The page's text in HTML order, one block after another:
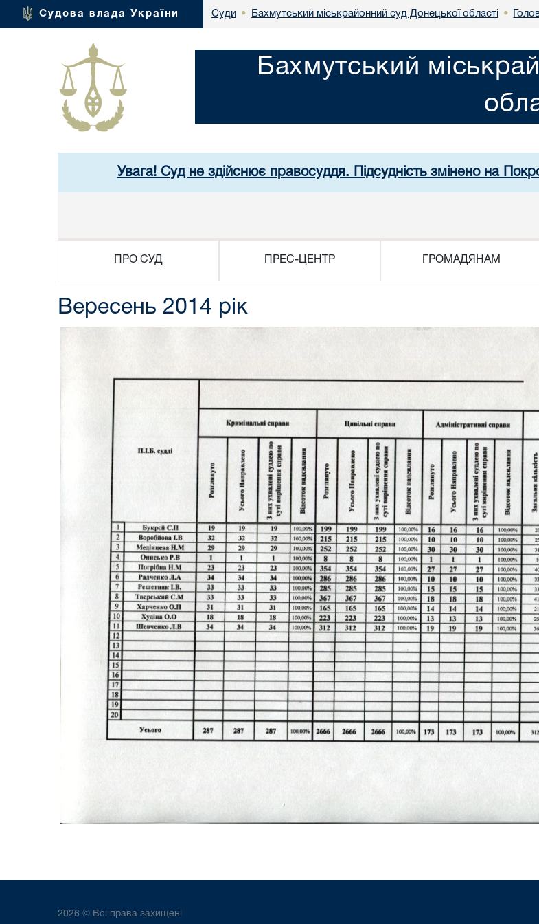
Судова влада України Суди • Бахмутський міськрайонний суд Донецької області •
Бахмутський
Увага! Суд не здійснює правосуддя. Підсудність змінено на
ПРО СУД ПРЕС-ЦЕНТР ГРОМАДЯНАМ
Вересень 2014 рік
2026 © Всі права захищені